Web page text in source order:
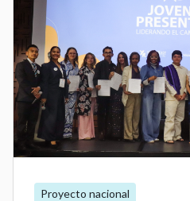
Proyecto nacional